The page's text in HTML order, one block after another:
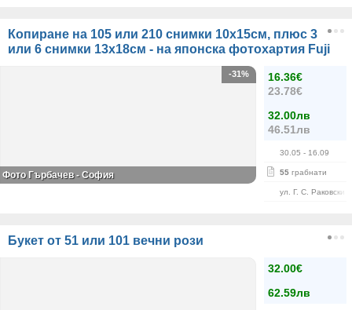
Копиране на 105 или 210 снимки 10х15см, плюс 3
или 6 снимки 13х18см - на японска фотохартия Fuji
16.36€
23.78€
32.00лв
46.51лв
30.05 - 16.09
55 грабнати
ул. Г. С. Раковски
-31%
Фото Гърбачев - София
Букет от 51 или 101 вечни рози
32.00€
62.59лв